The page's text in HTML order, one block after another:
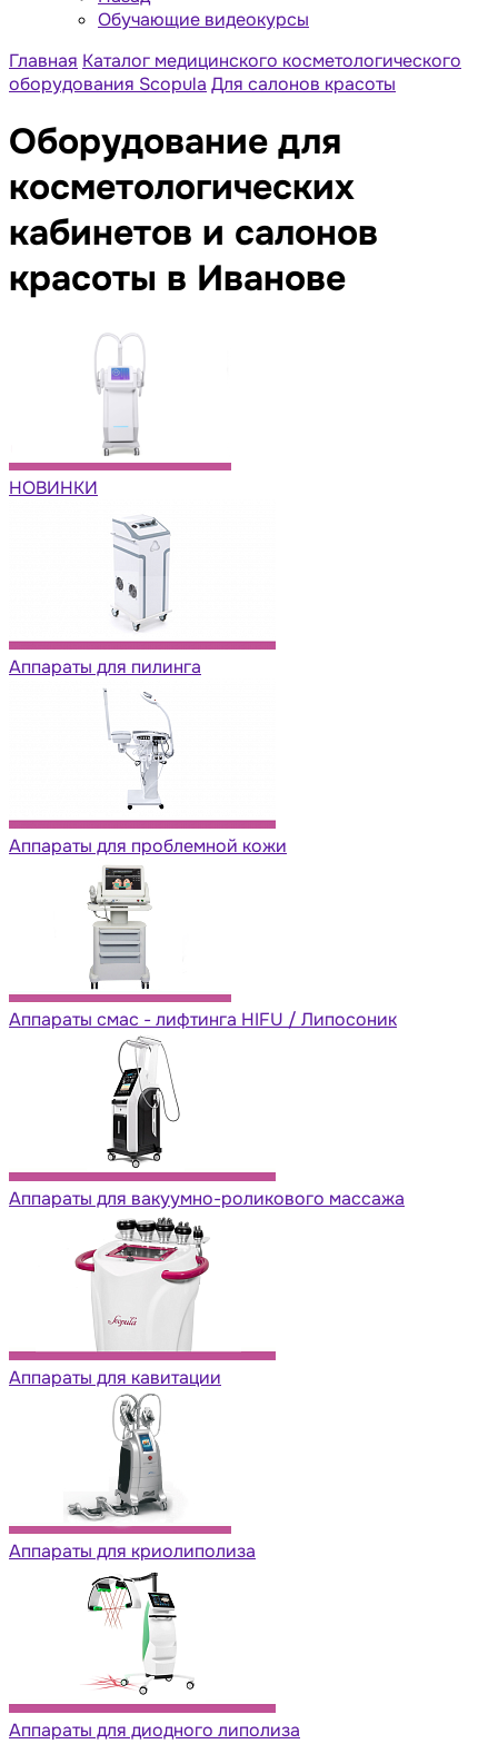
Обучающие видеокурсы
Главная Каталог медицинского косметологического
оборудования Scopula Для салонов красоты
Оборудование для
косметологических
кабинетов и салонов
красоты в Иванове
НОВИНКИ
Аппараты для пилинга
Аппараты для проблемной кожи
Аппараты cмас - лифтинга HIFU / Липосоник
Аппараты для вакуумно-роликового массажа
Аппараты для кавитации
Аппараты для криолиполиза
Аппараты для диодного липолиза